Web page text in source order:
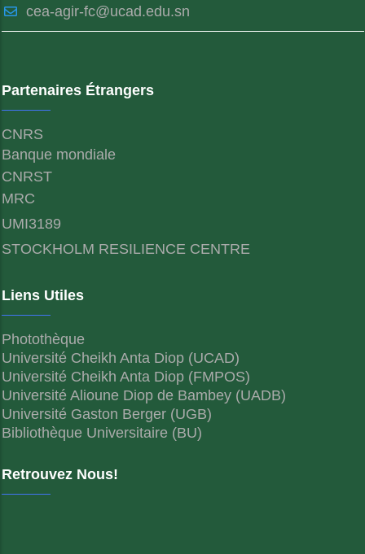
cea-agir-fc@ucad.edu.sn
Partenaires Étrangers
CNRS
Banque mondiale
CNRST
MRC
UMI3189
STOCKHOLM RESILIENCE CENTRE
Liens Utiles
Photothèque
Université Cheikh Anta Diop (UCAD)
Université Cheikh Anta Diop (FMPOS)
Université Alioune Diop de Bambey (UADB)
Université Gaston Berger (UGB)
Bibliothèque Universitaire (BU)
Retrouvez Nous!